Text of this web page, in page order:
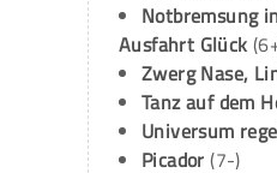
Notbremsung
Ausfahrt Glück
Zwerg Nase,
Tanz auf dem
Universum
Picador (7-)